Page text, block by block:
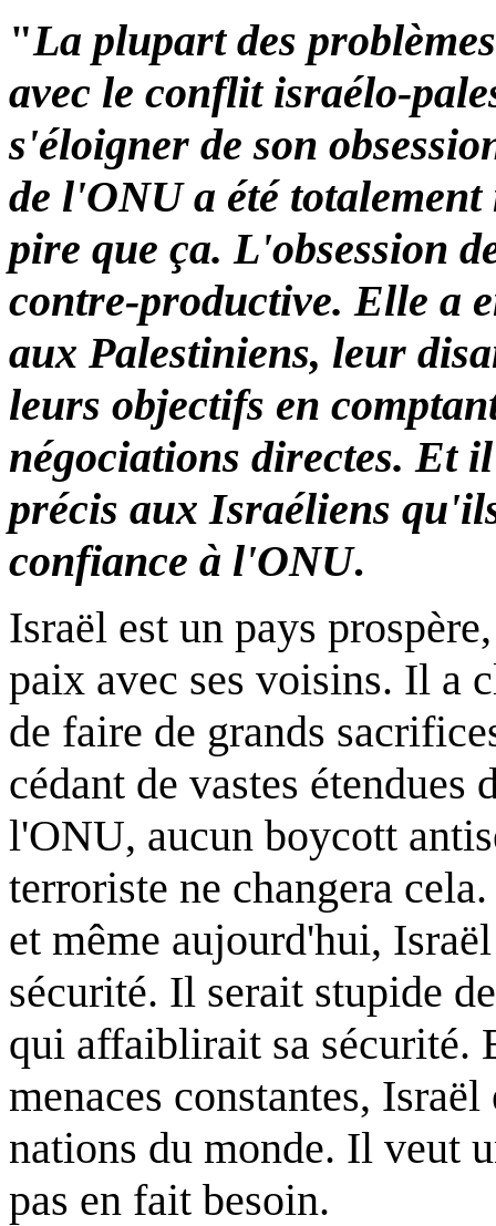
"La plupart des
avec le conflit israélo-
s'éloigner de son
de l'ONU a été
pire que ça. L'obsession
contre-productive. Elle a
aux Palestiniens, leur
leurs objectifs en
négociations directes. Et
précis aux Israéliens
confiance à l'ONU.
Israël est un pays
paix avec ses voisins. Il a
de faire de grands
cédant de vastes
l'ONU, aucun boycott
terroriste ne changera
et même aujourd'hui,
sécurité. Il serait stupide
qui affaiblirait sa sécurité.
menaces constantes,
nations du monde. Il veut
pas en fait besoin.